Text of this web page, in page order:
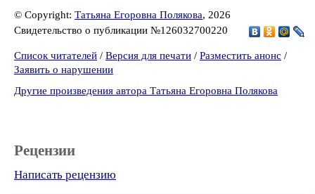
© Copyright: Татьяна Егоровна Полякова, 2026
Свидетельство о публикации №126032700220
Список читателей / Версия для печати / Разместить анонс /
Заявить о нарушении
Другие произведения автора Татьяна Егоровна Полякова
Рецензии
Написать рецензию